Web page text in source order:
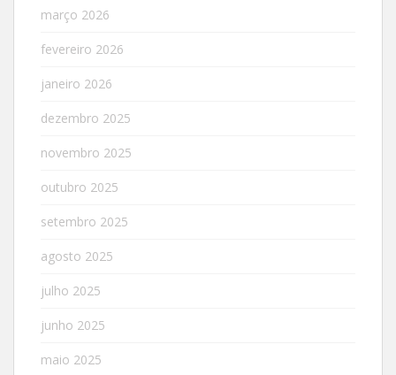
março 2026
fevereiro 2026
janeiro 2026
dezembro 2025
novembro 2025
outubro 2025
setembro 2025
agosto 2025
julho 2025
junho 2025
maio 2025